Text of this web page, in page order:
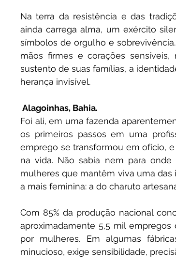
Na terra da resistência e das
ainda carrega alma, um exército
símbolos de orgulho e
mãos firmes e corações
sustento de suas famílias, a
herança invisível.
Alagoinhas, Bahia.
Foi ali, em uma fazenda
os primeiros passos em uma
emprego se transformou em ofício,
na vida. Não sabia nem para
mulheres que mantêm viva uma
a mais feminina: a do charuto
Com 85% da produção nacional
aproximadamente 5,5 mil
por mulheres. Em algumas
minucioso, exige sensibilidade,